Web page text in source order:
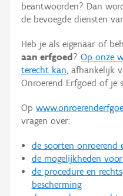
Persoon of collectief
Hergebruik
Aanmelden
beantwoorden? Dan
de bevoegde diensten
Heb je als eigenaar of
aan erfgoed ? Op onze
terecht kan, afhankelijk
Onroerend Erfgoed of je
Op
vragen over:
de soorten onroerend
de mogelijkheden
de procedure en
bescherming